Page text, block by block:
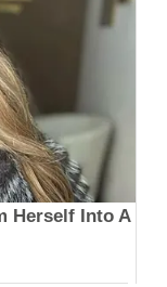
Herself Into A